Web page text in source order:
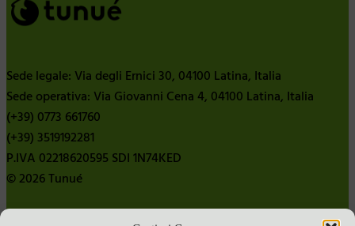
Sede legale: Via degli Ernici 30, 04100 Latina, Italia
Sede operativa: Via Giovanni Cena 4, 04100 Latina, Italia
(+39) 0773 661760
(+39) 3519192281
P.IVA 02218620595 SDI 1N74KED
© 2026 Tunué